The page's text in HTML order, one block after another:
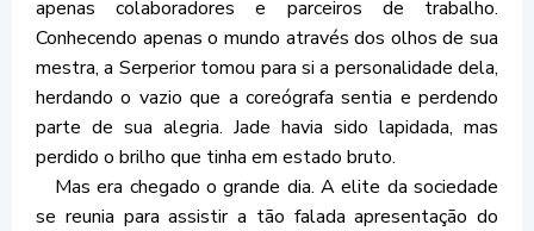
apenas colaboradores e parceiros de trabalho.
Conhecendo apenas o mundo através dos olhos de sua
mestra, a Serperior tomou para si a personalidade dela,
herdando o vazio que a coreógrafa sentia e perdendo
parte de sua alegria. Jade havia sido lapidada, mas
perdido o brilho que tinha em estado bruto.
Mas era chegado o grande dia. A elite da sociedade
se reunia para assistir a tão falada apresentação do